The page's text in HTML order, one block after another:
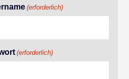
(erforderlich)
(erforderlich)